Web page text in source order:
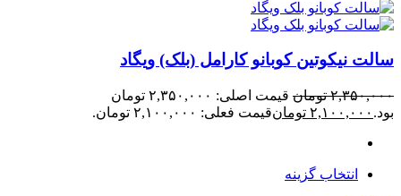
سالت نیکوتین کوبانو کارامل (بلک) ویگاد
۲,۳۵۰,۰۰۰ تومان
قیمت اصلی: ۲,۳۵۰,۰۰۰ تومان
بود. ۲,۱۰۰,۰۰۰ تومانقیمت فعلی: ۲,۱۰۰,۰۰۰ تومان.
انتخاب گزینه